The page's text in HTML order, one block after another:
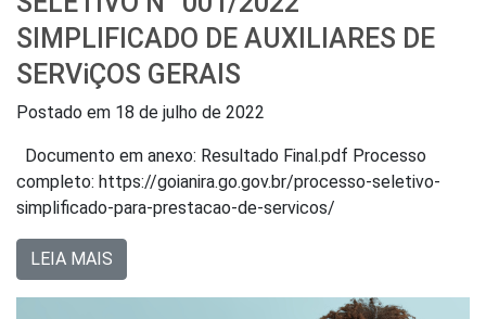
SIMPLIFICADO DE AUXILIARES DE
SERViÇOS GERAIS
Postado em 18 de julho de 2022
Documento em anexo: Resultado Final.pdf Processo
completo: https://goianira.go.gov.br/processo-seletivo-
simplificado-para-prestacao-de-servicos/
LEIA MAIS